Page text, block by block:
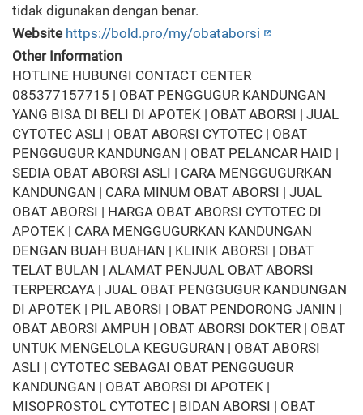
tidak digunakan dengan benar.
Website https://bold.pro/my/obataborsi
Other Information
HOTLINE HUBUNGI CONTACT CENTER
085377157715 | OBAT PENGGUGUR KANDUNGAN
YANG BISA DI BELI DI APOTEK | OBAT ABORSI | JUAL
CYTOTEC ASLI | OBAT ABORSI CYTOTEC | OBAT
PENGGUGUR KANDUNGAN | OBAT PELANCAR HAID |
SEDIA OBAT ABORSI ASLI | CARA MENGGUGURKAN
KANDUNGAN | CARA MINUM OBAT ABORSI | JUAL
OBAT ABORSI | HARGA OBAT ABORSI CYTOTEC DI
APOTEK | CARA MENGGUGURKAN KANDUNGAN
DENGAN BUAH BUAHAN | KLINIK ABORSI | OBAT
TELAT BULAN | ALAMAT PENJUAL OBAT ABORSI
TERPERCAYA | JUAL OBAT PENGGUGUR KANDUNGAN
DI APOTEK | PIL ABORSI | OBAT PENDORONG JANIN |
OBAT ABORSI AMPUH | OBAT ABORSI DOKTER | OBAT
UNTUK MENGELOLA KEGUGURAN | OBAT ABORSI
ASLI | CYTOTEC SEBAGAI OBAT PENGGUGUR
KANDUNGAN | OBAT ABORSI DI APOTEK |
MISOPROSTOL CYTOTEC | BIDAN ABORSI | OBAT